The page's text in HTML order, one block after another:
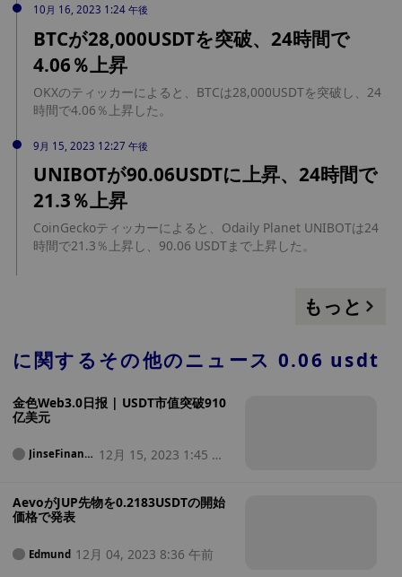
ル、Gamefiのエコシステム構築を目指すパブリックチェーンプ
ロトコルであると報告されている。
10月 16, 2023 1:24 午後
BTCが28,000USDTを突破、24時間で
4.06％上昇
OKXのティッカーによると、BTCは28,000USDTを突破し、24
時間で4.06％上昇した。
9月 15, 2023 12:27 午後
UNIBOTが90.06USDTに上昇、24時間で
21.3％上昇
CoinGeckoティッカーによると、Odaily Planet UNIBOTは24
時間で21.3％上昇し、90.06 USDTまで上昇した。
もっと
に関するその他のニュース 0.06 usdt
金色Web3.0日报 | USDT市值突破910
亿美元
JinseFinanc
12月 15, 2023 1:45 午
AevoがJUP先物を0.2183USDTの開始
価格で発表
Edmund 12月 04, 2023 8:36 午前